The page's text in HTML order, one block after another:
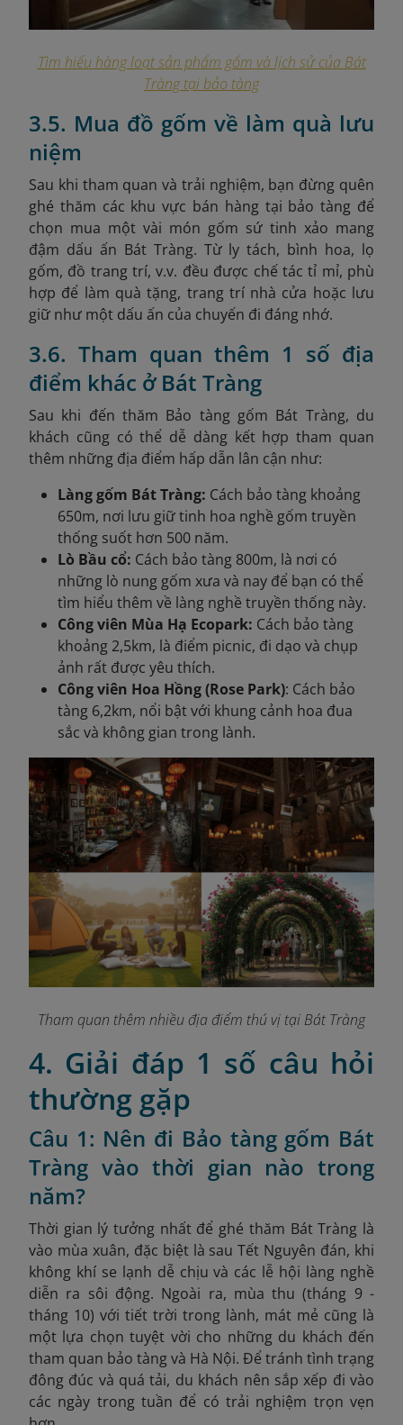
Tìm hiểu hàng loạt sản phẩm gốm và lịch sử của Bát
Tràng tại bảo tàng
3.5. Mua đồ gốm về làm quà lưu
niệm
Sau khi tham quan và trải nghiệm, bạn đừng quên
ghé thăm các khu vực bán hàng tại bảo tàng để
chọn mua một vài món gốm sứ tinh xảo mang
đậm dấu ấn Bát Tràng. Từ ly tách, bình hoa, lọ
gốm, đồ trang trí, v.v. đều được chế tác tỉ mỉ, phù
hợp để làm quà tặng, trang trí nhà cửa hoặc lưu
giữ như một dấu ấn của chuyến đi đáng nhớ.
3.6. Tham quan thêm 1 số địa
điểm khác ở Bát Tràng
Sau khi đến thăm Bảo tàng gốm Bát Tràng, du
khách cũng có thể dễ dàng kết hợp tham quan
thêm những địa điểm hấp dẫn lân cận như:
Làng gốm Bát Tràng: Cách bảo tàng khoảng
650m, nơi lưu giữ tinh hoa nghề gốm truyền
thống suốt hơn 500 năm.
Lò Bầu cổ: Cách bảo tàng 800m, là nơi có
những lò nung gốm xưa và nay để bạn có thể
tìm hiểu thêm về làng nghề truyền thống này.
Công viên Mùa Hạ Ecopark: Cách bảo tàng
khoảng 2,5km, là điểm picnic, đi dạo và chụp
ảnh rất được yêu thích.
Công viên Hoa Hồng (Rose Park): Cách bảo
tàng 6,2km, nổi bật với khung cảnh hoa đua
sắc và không gian trong lành.
Tham quan thêm nhiều địa điểm thú vị tại Bát Tràng
4. Giải đáp 1 số câu hỏi
thường gặp
Câu 1: Nên đi Bảo tàng gốm Bát
Tràng vào thời gian nào trong
năm?
Thời gian lý tưởng nhất để ghé thăm Bát Tràng là
vào mùa xuân, đặc biệt là sau Tết Nguyên đán, khi
không khí se lạnh dễ chịu và các lễ hội làng nghề
diễn ra sôi động. Ngoài ra, mùa thu (tháng 9 -
tháng 10) với tiết trời trong lành, mát mẻ cũng là
một lựa chọn tuyệt vời cho những du khách đến
tham quan bảo tàng và Hà Nội. Để tránh tình trạng
đông đúc và quá tải, du khách nên sắp xếp đi vào
các ngày trong tuần để có trải nghiệm trọn vẹn